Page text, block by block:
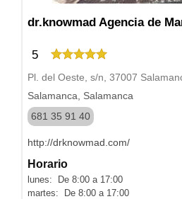
dr.knowmad Agencia de
5
Pl. del Oeste, s/n, 37007
Salamanca, Salamanca
681 35 91 40
http://drknowmad.com/
Horario
lunes: De 8:00 a 17:00
martes: De 8:00 a 17:00